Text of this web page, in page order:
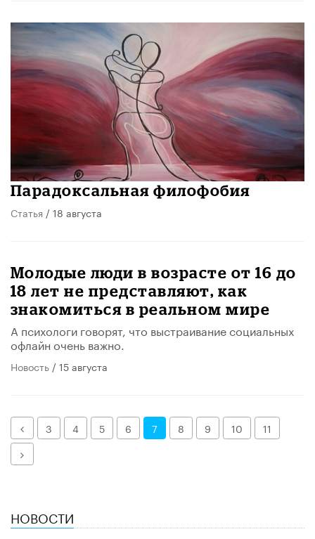
Парадоксальная филофобия
Статья / 18 августа
Молодые люди в возрасте от 16 до
18 лет не представляют, как
знакомиться в реальном мире
А психологи говорят, что выстраивание социальных
офлайн очень важно.
Новость / 15 августа
Назад
3 4 5 6 7 8 9 10
11
Далее
НОВОСТИ